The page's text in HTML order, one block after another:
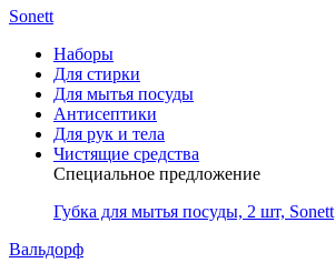
Sonett
Наборы
Для стирки
Для мытья посуды
Антисептики
Для рук и тела
Чистящие средства
Специальное предложение
Губка для мытья посуды, 2 шт, Sonett
Вальдорф